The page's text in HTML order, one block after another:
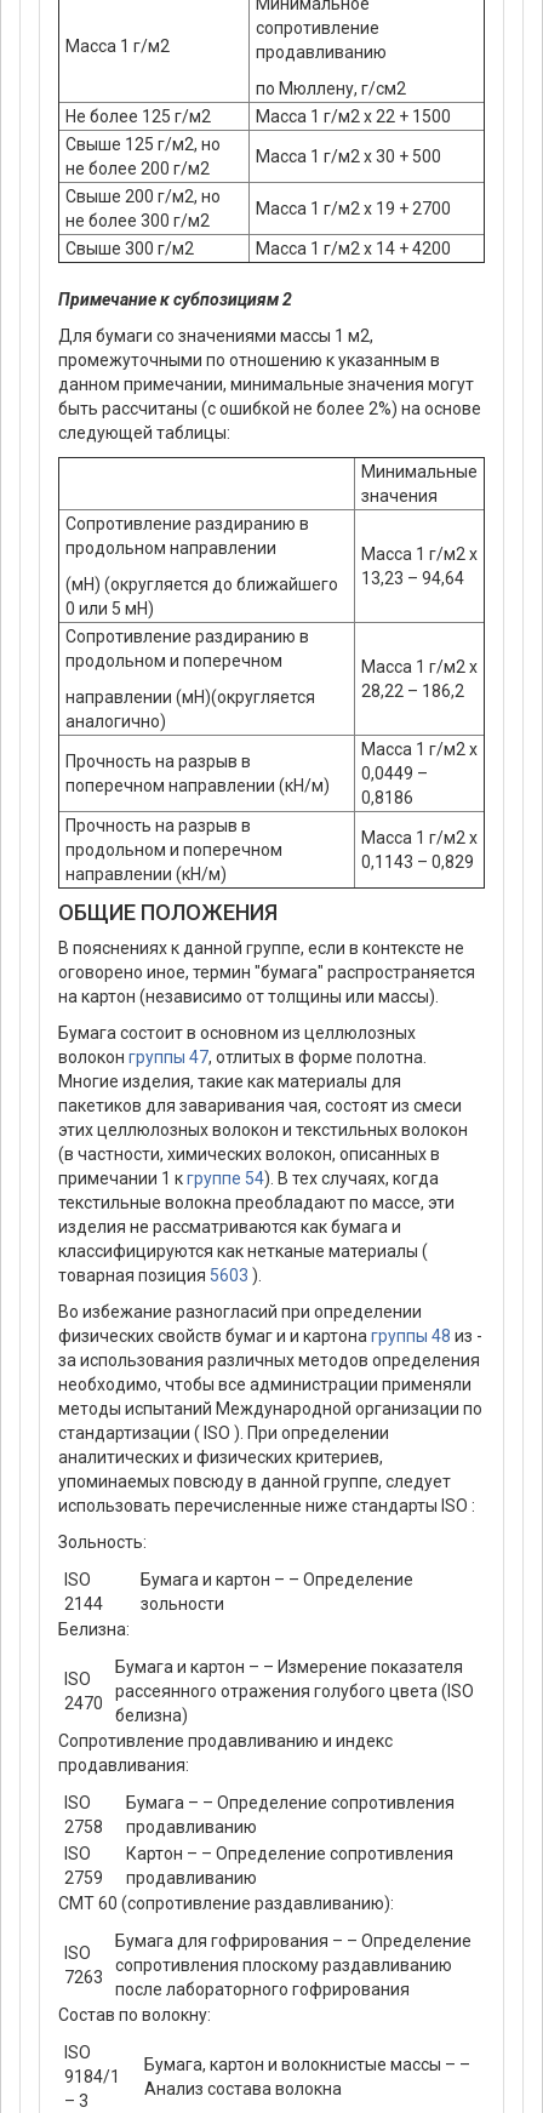
Масса 1 г/м2
сопротивление
продавливанию
по Мюллену, г/см2
Не более 125 г/м2
Масса 1 г/м2 х 22 + 1500
Свыше 125 г/м2, но
не более 200 г/м2
Масса 1 г/м2 х 30 + 500
Свыше 200 г/м2, но
не более 300 г/м2
Масса 1 г/м2 х 19 + 2700
Свыше 300 г/м2 Масса 1 г/м2 х 14 + 4200
Примечание к субпозициям 2
Для бумаги со значениями массы 1 м2,
промежуточными по отношению к указанным в
данном примечании, минимальные значения могут
быть рассчитаны (с ошибкой не более 2%) на основе
следующей таблицы:
Минимальные
значения
Сопротивление раздиранию в
продольном направлении
(мН) (округляется до ближайшего
0 или 5 мН)
Масса 1 г/м2 х
13,23 – 94,64
Сопротивление раздиранию в
продольном и поперечном
направлении (мН)(округляется
аналогично)
Масса 1 г/м2 х
28,22 – 186,2
Прочность на разрыв в
поперечном направлении (кН/м)
Масса 1 г/м2 х
0,0449 –
0,8186
Прочность на разрыв в
продольном и поперечном
направлении (кН/м)
Масса 1 г/м2 х
0,1143 – 0,829
ОБЩИЕ ПОЛОЖЕНИЯ
В пояснениях к данной группе, если в контексте не
оговорено иное, термин "бумага" распространяется
на картон (независимо от толщины или массы).
Бумага состоит в основном из целлюлозных
волокон группы 47, отлитых в форме полотна.
Многие изделия, такие как материалы для
пакетиков для заваривания чая, состоят из смеси
этих целлюлозных волокон и текстильных волокон
(в частности, химических волокон, описанных в
примечании 1 кгруппе 54). В тех случаях, когда
текстильные волокна преобладают по массе, эти
изделия не рассматриваются как бумага и
классифицируются как нетканые материалы (
товарная позиция 5603 ).
Во избежание разногласий при определении
физических свойств бумаг и и картона группы 48 из -
за использования различных методов определения
необходимо, чтобы все администрации применяли
методы испытаний Международной организации по
стандартизации ( ISO ). При определении
аналитических и физических критериев,
упоминаемых повсюду в данной группе, следует
использовать перечисленные ниже стандарты ISO :
Зольность:
ISO
2144
Бумага и картон – – Определение
зольности
Белизна:
ISO
2470
Бумага и картон – – Измерение показателя
рассеянного отражения голубого цвета (ISO
белизна)
Сопротивление продавливанию и индекс
продавливания:
ISO
2758
Бумага – – Определение сопротивления
продавливанию
ISO
2759
Картон – – Определение сопротивления
продавливанию
СМТ 60 (сопротивление раздавливанию):
ISO
7263
Бумага для гофрирования – – Определение
сопротивления плоскому раздавливанию
после лабораторного гофрирования
Состав по волокну:
ISO
9184/1
– 3
Бумага, картон и волокнистые массы – –
Анализ состава волокна